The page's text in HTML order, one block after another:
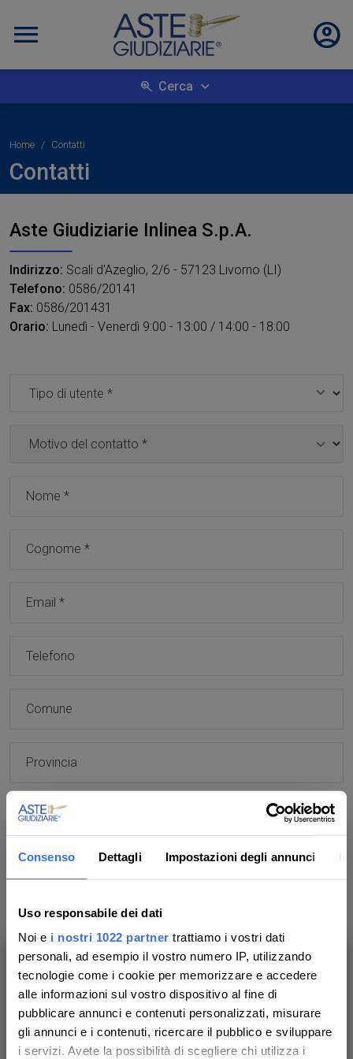
Consenso Dettagli Impostazioni degli annunci
Uso responsabile dei dati
Noi e i nostri 1022 partner trattiamo i vostri dati
personali, ad esempio il vostro numero IP, utilizzando
tecnologie come i cookie per memorizzare e accedere
alle informazioni sul vostro dispositivo al fine di
pubblicare annunci e contenuti personalizzati, misurare
gli annunci e i contenuti, ricercare il pubblico e sviluppare
i servizi. Avete la possibilità di scegliere chi utilizza i
Cerca
Home Contatti
Contatti
Aste Giudiziarie Inlinea S.p.A.
Indirizzo: Scali d'Azeglio, 2/6 - 57123 Livorno (LI)
Telefono: 0586/20141
Fax: 0586/201431
Orario: Lunedì - Venerdì 9:00 - 13:00 / 14:00 - 18:00
CAP
Indirizzo
Azienda
Messaggio *
Ti aiutiamo a trovare, comprendere e
partecipare all’asta in sicurezza.
Con noi, passo dopo passo.